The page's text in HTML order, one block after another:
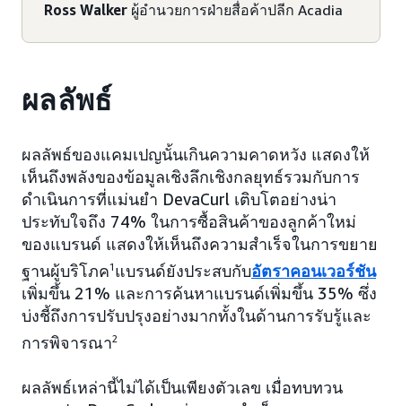
Ross Walker ผู้อำนวยการฝ่ายสื่อค้าปลีก Acadia
ผลลัพธ์
ผลลัพธ์ของแคมเปญนั้นเกินความคาดหวัง แสดงให้
เห็นถึงพลังของข้อมูลเชิงลึกเชิงกลยุทธ์รวมกับการ
ดำเนินการที่แม่นยำ DevaCurl เติบโตอย่างน่า
ประทับใจถึง 74% ในการซื้อสินค้าของลูกค้าใหม่
ของแบรนด์ แสดงให้เห็นถึงความสำเร็จในการขยาย
ฐานผู้บริโภค1 แบรนด์ยังประสบกับอัตราคอนเวอร์ชัน
เพิ่มขึ้น 21% และการค้นหาแบรนด์เพิ่มขึ้น 35% ซึ่ง
บ่งชี้ถึงการปรับปรุงอย่างมากทั้งในด้านการรับรู้และ
การพิจารณา2
ผลลัพธ์เหล่านี้ไม่ได้เป็นเพียงตัวเลข เมื่อทบทวน